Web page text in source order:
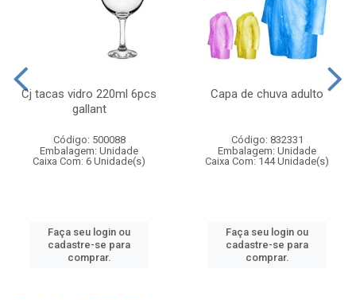
Cj tacas vidro 220ml 6pcs
gallant
Código: 500088
Embalagem: Unidade
Caixa Com: 6 Unidade(s)
Faça seu login ou
cadastre-se para
comprar.
Capa de chuva adulto
Código: 832331
Embalagem: Unidade
Caixa Com: 144 Unidade(s)
Faça seu login ou
cadastre-se para
comprar.